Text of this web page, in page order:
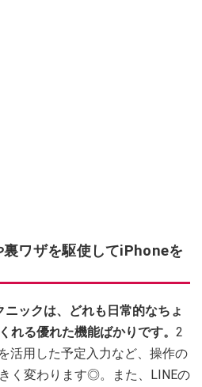
裏ワザを駆使してiPhoneを
ックは、どれも日常的なちょ
れる優れた機能ばかりです。 2
活用した予定入力など、操作の
く変わります◎。また、LINEの